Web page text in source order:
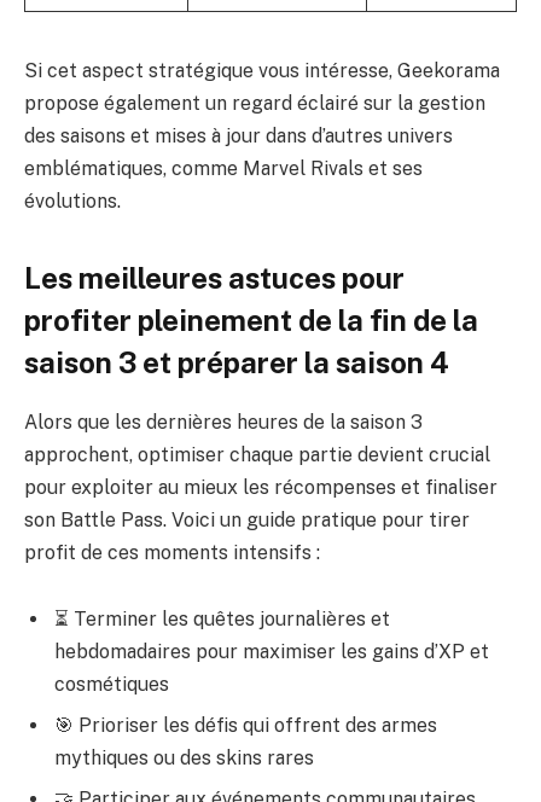
Si cet aspect stratégique vous intéresse, Geekorama
propose également un regard éclairé sur la gestion
des saisons et mises à jour dans d’autres univers
emblématiques, comme Marvel Rivals et ses
évolutions.
Les meilleures astuces pour
profiter pleinement de la fin de la
saison 3 et préparer la saison 4
Alors que les dernières heures de la saison 3
approchent, optimiser chaque partie devient crucial
pour exploiter au mieux les récompenses et finaliser
son Battle Pass. Voici un guide pratique pour tirer
profit de ces moments intensifs :
⏳ Terminer les quêtes journalières et
hebdomadaires pour maximiser les gains d’XP et
cosmétiques
🎯 Prioriser les défis qui offrent des armes
mythiques ou des skins rares